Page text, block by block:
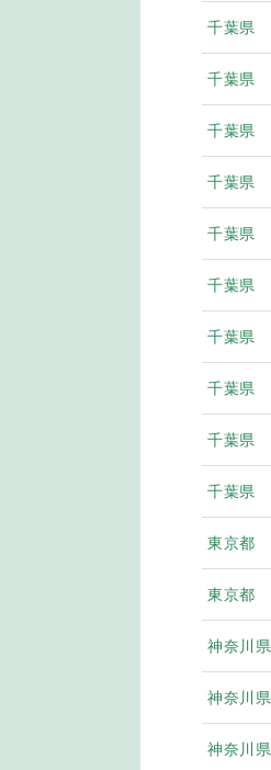
千葉県
千葉県
千葉県
千葉県
千葉県
千葉県
千葉県
千葉県
千葉県
千葉県
東京都
東京都
神奈川県
神奈川県
神奈川県